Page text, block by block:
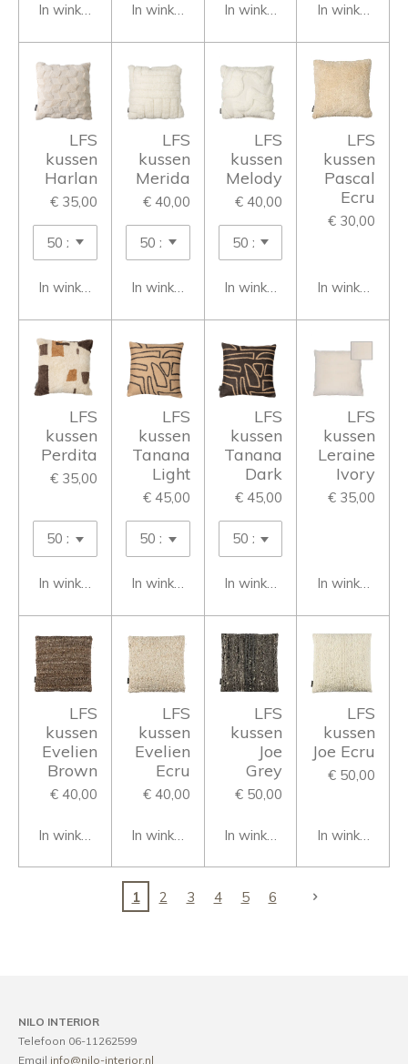
In winkelwagenIn winkelwagenIn winkelwagenIn
LFS
kussen
Harlan
€ 35,00
In winkelwagen
LFS
kussen
Merida
€ 40,00
In winkelwagen
LFS
kussen
Melody
€ 40,00
In winkelwagen
LFS
kussen
Pascal
Ecru
€ 30,00
In
LFS
kussen
Perdita
€ 35,00
In winkelwagen
LFS
kussen
Tanana
Light
€ 45,00
In winkelwagen
LFS
kussen
Tanana
Dark
€ 45,00
In winkelwagen
LFS
kussen
Leraine
Ivory
€ 35,00
In
LFS
kussen
Evelien
Brown
€ 40,00
In winkelwagen
LFS
kussen
Evelien
Ecru
€ 40,00
In winkelwagen
LFS
kussen
Joe
Grey
€ 50,00
In winkelwagen
LFS
kussen
Joe Ecru
€ 50,00
In
1 2 3 4 5 6
NILO INTERIOR
Telefoon 06-11262599
Email info@nilo-interior.nl